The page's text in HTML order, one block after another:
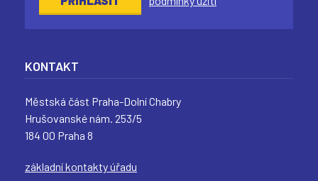
KONTAKT
Městská část Praha-Dolní Chabry
Hrušovanské nám. 253/5
184 00 Praha 8
základní kontakty úřadu